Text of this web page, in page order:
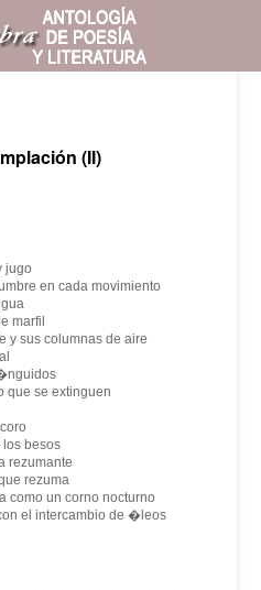
(II)
jugo
en cada movimiento
marfil
y sus columnas de aire
que se extinguen
besos
rezumante
rezuma
como un corno nocturno
el intercambio de �leos